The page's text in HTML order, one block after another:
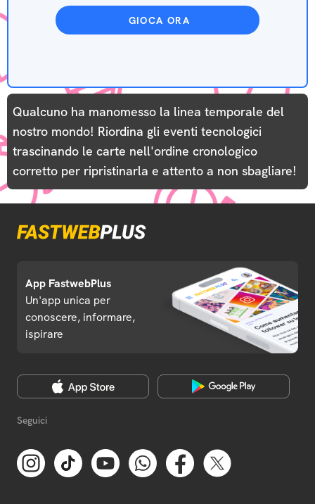
GIOCA ORA
Qualcuno ha manomesso la linea temporale del
nostro mondo! Riordina gli eventi tecnologici
trascinando le carte nell'ordine cronologico
corretto per ripristinarla e attento a non sbagliare!
App FastwebPlus
Un'app unica per
conoscere, informare,
ispirare
Seguici